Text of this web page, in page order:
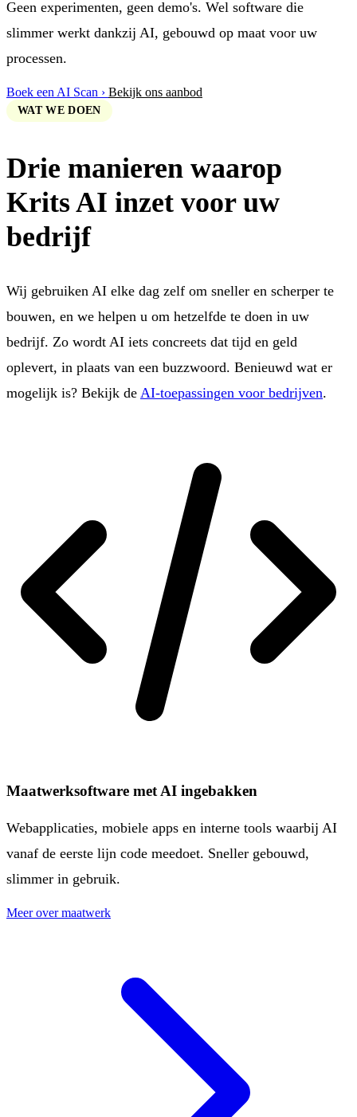
Geen experimenten, geen demo's. Wel software die
slimmer werkt dankzij AI, gebouwd op maat voor uw
processen.
Boek een AI Scan › Bekijk ons aanbod
WAT WE DOEN
Drie manieren waarop
KritsAI inzet voor uw
bedrijf
Wij gebruiken AI elke dag zelf om sneller en scherper te
bouwen, en we helpen u om hetzelfde te doen in uw
bedrijf. Zo wordt AI iets concreets dat tijd en geld
oplevert, in plaats van een buzzwoord. Benieuwd wat er
mogelijk is? Bekijk de AI-toepassingen voor bedrijven.
Maatwerksoftware met AI ingebakken
Webapplicaties, mobiele apps en interne tools waarbij AI
vanaf de eerste lijn code meedoet. Sneller gebouwd,
slimmer in gebruik.
Meer over maatwerk